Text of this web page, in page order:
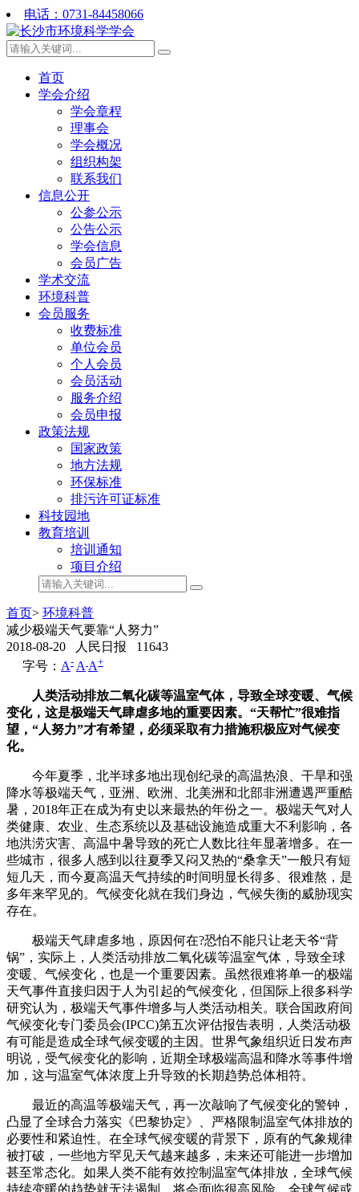
电话：0731-84458066
首页
学会介绍
学会章程
理事会
学会概况
组织构架
联系我们
信息公开
公参公示
公告公示
学会信息
会员广告
学术交流
环境科普
会员服务
收费标准
单位会员
个人会员
会员活动
服务介绍
会员申报
政策法规
国家政策
地方法规
环保标准
排污许可证标准
科技园地
教育培训
培训通知
项目介绍
首页> 环境科普
减少极端天气要靠“人努力”
2018-08-20
人民日报 11643
字号： A- A A+
人类活动排放二氧化碳等温室气体，导致全球变暖、气候
变化，这是极端天气肆虐多地的重要因素。“天帮忙”很难指
望，“人努力”才有希望，必须采取有力措施积极应对气候变
化。
今年夏季，北半球多地出现创纪录的高温热浪、干旱和强
降水等极端天气，亚洲、欧洲、北美洲和北部非洲遭遇严重酷
暑，2018年正在成为有史以来最热的年份之一。极端天气对人
类健康、农业、生态系统以及基础设施造成重大不利影响，各
地洪涝灾害、高温中暑导致的死亡人数比往年显著增多。在一
些城市，很多人感到以往夏季又闷又热的“桑拿天”一般只有短
短几天，而今夏高温天气持续的时间明显长得多、很难熬，是
多年来罕见的。气候变化就在我们身边，气候失衡的威胁现实
存在。
极端天气肆虐多地，原因何在?恐怕不能只让老天爷“背
锅”，实际上，人类活动排放二氧化碳等温室气体，导致全球
变暖、气候变化，也是一个重要因素。虽然很难将单一的极端
天气事件直接归因于人为引起的气候变化，但国际上很多科学
研究认为，极端天气事件增多与人类活动相关。联合国政府间
气候变化专门委员会(IPCC)第五次评估报告表明，人类活动极
有可能是造成全球气候变暖的主因。世界气象组织近日发布声
明说，受气候变化的影响，近期全球极端高温和降水等事件增
加，这与温室气体浓度上升导致的长期趋势总体相符。
最近的高温等极端天气，再一次敲响了气候变化的警钟，
凸显了全球合力落实《巴黎协定》、严格限制温室气体排放的
必要性和紧迫性。在全球气候变暖的背景下，原有的气象规律
被打破，一些地方罕见天气越来越多，未来还可能进一步增加
甚至常态化。如果人类不能有效控制温室气体排放，全球气候